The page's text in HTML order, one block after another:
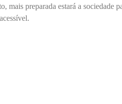
mais preparada estará a sociedade